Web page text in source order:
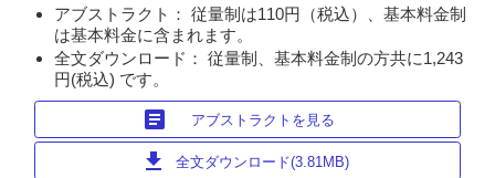
アブストラクト： 従量制は110円（税込）、基本料金制
は基本料金に含まれます。
全文ダウンロード： 従量制、基本料金制の方共に1,243
円(税込) です。
article アブストラクトを見る
download 全文ダウンロード(3.81MB)